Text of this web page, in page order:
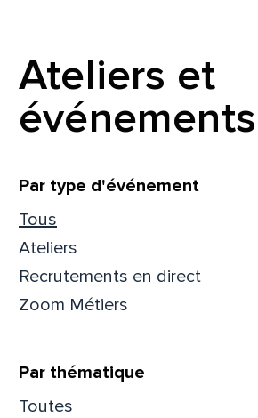
Ateliers et
événements
Filtrer
Par type d'événement
Tous
Ateliers
Recrutements en direct
Zoom Métiers
Par thématique
Toutes